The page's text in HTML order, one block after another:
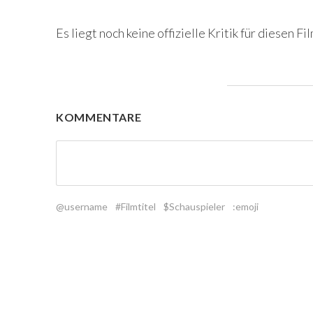
Es liegt noch keine offizielle Kritik für diesen
KOMMENTARE
@username #Filmtitel $Schauspieler :emoji